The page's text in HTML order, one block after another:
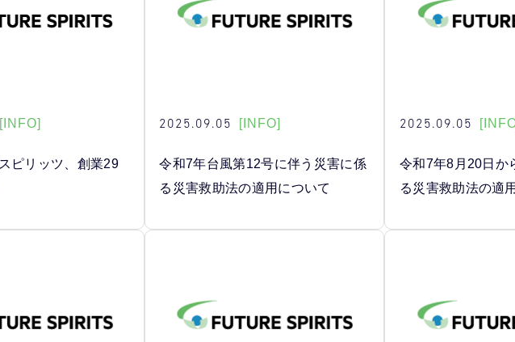
[INFO]
ピリッツ、創業29
2025.09.05 [INFO]
令和7年台風第12号に伴う災害に係
る災害救助法の適用について
2025.09.05
令和7年8月20日か
る災害救助法の適